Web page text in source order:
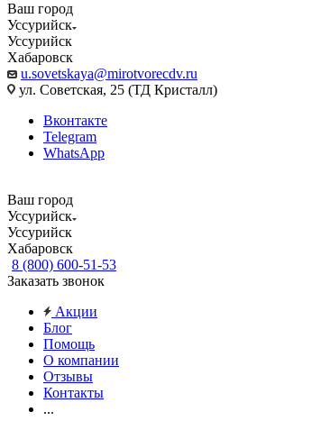
Ваш город
Уссурийск
Уссурийск
Хабаровск
u.sovetskaya@mirotvorecdv.ru
ул. Советская, 25 (ТД Кристалл)
Вконтакте
Telegram
WhatsApp
Ваш город
Уссурийск
Уссурийск
Хабаровск
8 (800) 600-51-53
Заказать звонок
Акции
Блог
Помощь
О компании
Отзывы
Контакты
...